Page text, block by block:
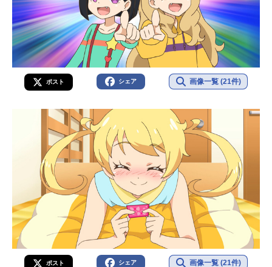
ポスト シェア 画像一覧 (21件)
ポスト シェア 画像一覧 (21件)